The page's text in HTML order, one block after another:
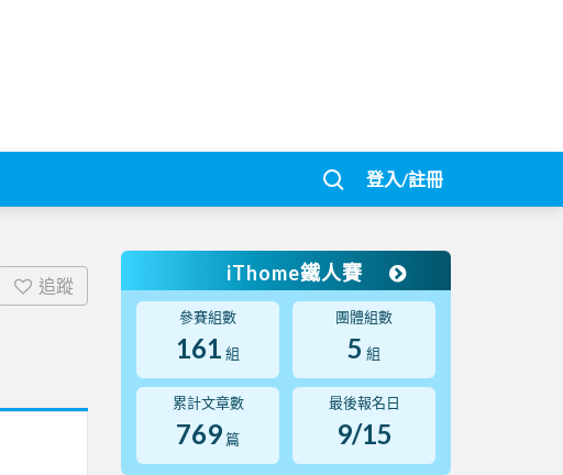
登入/註冊
追蹤
iThome鐵人賽
參賽組數
161 組
團體組數
5 組
累計文章數
769 篇
最後報名日
9/15